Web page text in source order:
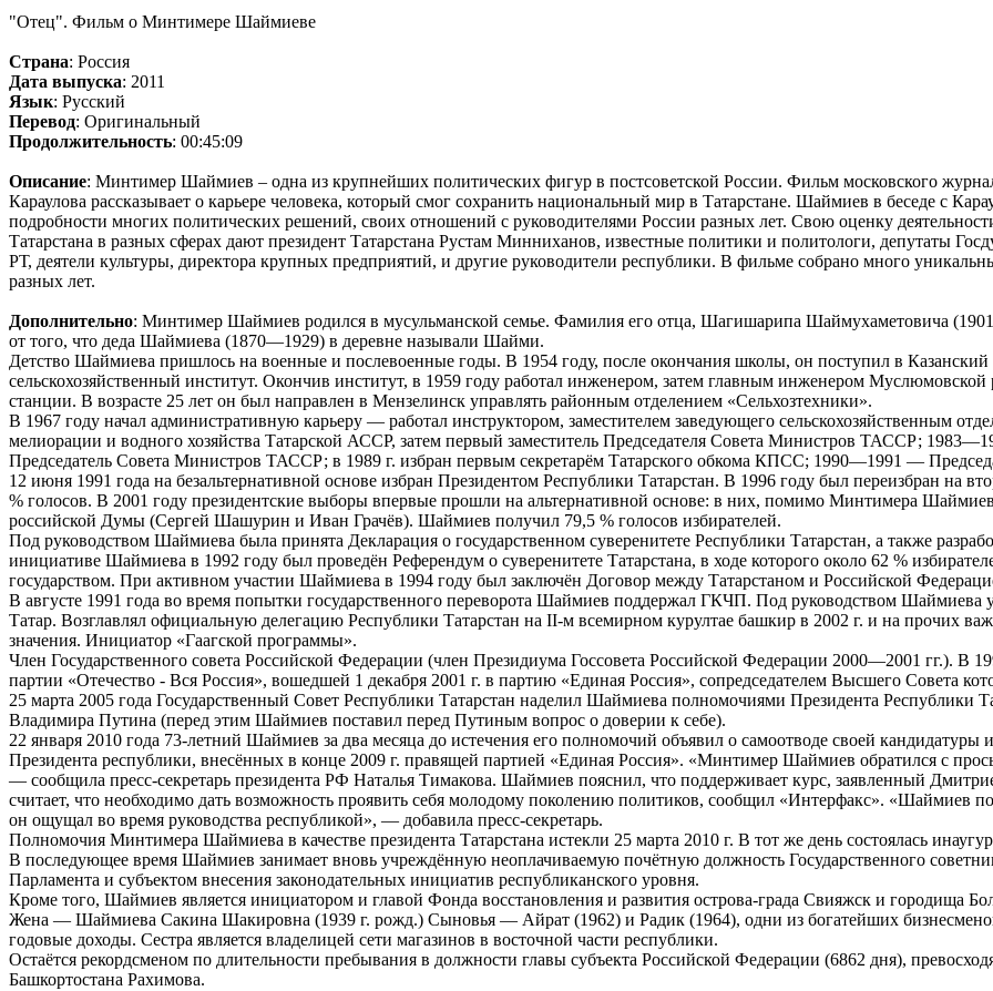
"Отец". Фильм о Минтимере Шаймиеве
Страна: Россия
Дата выпуска: 2011
Язык: Русский
Перевод: Оригинальный
Продолжительность: 00:45:09
Описание: Минтимер Шаймиев – одна из крупнейших политических фигур в постсоветской России. Фильм московского
Караулова рассказывает о карьере человека, который смог сохранить национальный мир в Татарстане. Шаймиев в беседе с
подробности многих политических решений, своих отношений с руководителями России разных лет. Свою оценку
Татарстана в разных сферах дают президент Татарстана Рустам Минниханов, известные политики и политологи, депутаты
РТ, деятели культуры, директора крупных предприятий, и другие руководители республики. В фильме собрано много
разных лет.
Дополнительно: Минтимер Шаймиев родился в мусульманской семье. Фамилия его отца, Шагишарипа Шаймухаметовича
от того, что деда Шаймиева (1870—1929) в деревне называли Шайми.
Детство Шаймиева пришлось на военные и послевоенные годы. В 1954 году, после окончания школы, он поступил в Казанский
сельскохозяйственный институт. Окончив институт, в 1959 году работал инженером, затем главным инженером Муслюмовской
станции. В возрасте 25 лет он был направлен в Мензелинск управлять районным отделением «Сельхозтехники».
В 1967 году начал административную карьеру — работал инструктором, заместителем заведующего сельскохозяйственным
мелиорации и водного хозяйства Татарской АССР, затем первый заместитель Председателя Совета Министров ТАССР;
Председатель Совета Министров ТАССР; в 1989 г. избран первым секретарём Татарского обкома КПСС; 1990—1991 —
12 июня 1991 года на безальтернативной основе избран Президентом Республики Татарстан. В 1996 году был переизбран на
% голосов. В 2001 году президентские выборы впервые прошли на альтернативной основе: в них, помимо Минтимера
российской Думы (Сергей Шашурин и Иван Грачёв). Шаймиев получил 79,5 % голосов избирателей.
Под руководством Шаймиева была принята Декларация о государственном суверенитете Республики Татарстан, а также
инициативе Шаймиева в 1992 году был проведён Референдум о суверенитете Татарстана, в ходе которого около 62 %
государством. При активном участии Шаймиева в 1994 году был заключён Договор между Татарстаном и Российской
В августе 1991 года во время попытки государственного переворота Шаймиев поддержал ГКЧП. Под руководством
Татар. Возглавлял официальную делегацию Республики Татарстан на II-м всемирном курултае башкир в 2002 г. и на прочих
значения. Инициатор «Гаагской программы».
Член Государственного совета Российской Федерации (член Президиума Госсовета Российской Федерации 2000—2001 гг.). В
партии «Отечество - Вся Россия», вошедшей 1 декабря 2001 г. в партию «Единая Россия», сопредседателем Высшего Совета
25 марта 2005 года Государственный Совет Республики Татарстан наделил Шаймиева полномочиями Президента Республики
Владимира Путина (перед этим Шаймиев поставил перед Путиным вопрос о доверии к себе).
22 января 2010 года 73-летний Шаймиев за два месяца до истечения его полномочий объявил о самоотводе своей
Президента республики, внесённых в конце 2009 г. правящей партией «Единая Россия». «Минтимер Шаймиев обратился с
— сообщила пресс-секретарь президента РФ Наталья Тимакова. Шаймиев пояснил, что поддерживает курс, заявленный
считает, что необходимо дать возможность проявить себя молодому поколению политиков, сообщил «Интерфакс». «Шаймиев
он ощущал во время руководства республикой», — добавила пресс-секретарь.
Полномочия Минтимера Шаймиева в качестве президента Татарстана истекли 25 марта 2010 г. В тот же день состоялась
В последующее время Шаймиев занимает вновь учреждённую неоплачиваемую почётную должность Государственного
Парламента и субъектом внесения законодательных инициатив республиканского уровня.
Кроме того, Шаймиев является инициатором и главой Фонда восстановления и развития острова-града Свияжск и городища
Жена — Шаймиева Сакина Шакировна (1939 г. рожд.) Сыновья — Айрат (1962) и Радик (1964), одни из богатейших
годовые доходы. Сестра является владелицей сети магазинов в восточной части республики.
Остаётся рекордсменом по длительности пребывания в должности главы субъекта Российской Федерации (6862 дня),
Башкортостана Рахимова.